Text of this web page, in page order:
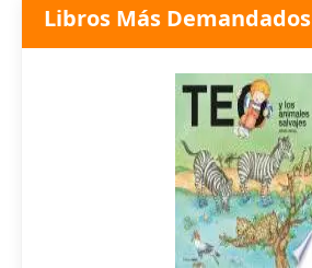
Libros Más Demandados